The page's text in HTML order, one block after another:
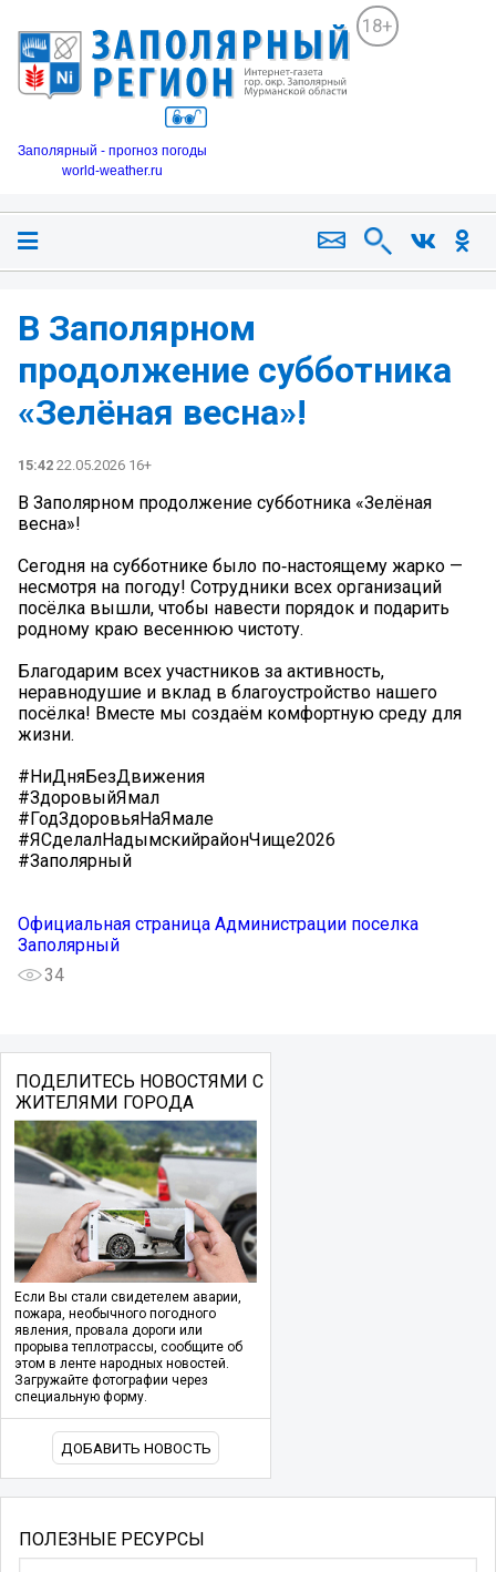
18+
Заполярный - прогноз погоды
world-weather.ru
В Заполярном
продолжение субботника
«Зелёная весна»!
15:42 22.05.2026 16+
В Заполярном продолжение субботника «Зелёная
весна»!
Сегодня на субботнике было по‑настоящему жарко —
несмотря на погоду! Сотрудники всех организаций
посёлка вышли, чтобы навести порядок и подарить
родному краю весеннюю чистоту.
Благодарим всех участников за активность,
неравнодушие и вклад в благоустройство нашего
посёлка! Вместе мы создаём комфортную среду для
жизни.
#НиДняБезДвижения
#ЗдоровыйЯмал
#ГодЗдоровьяНаЯмале
#ЯСделалНадымскийрайонЧище2026
#Заполярный
Официальная страница Администрации поселка
Заполярный
34
ПОДЕЛИТЕСЬ НОВОСТЯМИ С
ЖИТЕЛЯМИ ГОРОДА
Если Вы стали свидетелем аварии,
пожара, необычного погодного
явления, провала дороги или
прорыва теплотрассы, сообщите об
этом в ленте народных новостей.
Загружайте фотографии через
специальную форму.
ДОБАВИТЬ НОВОСТЬ
ПОЛЕЗНЫЕ РЕСУРСЫ